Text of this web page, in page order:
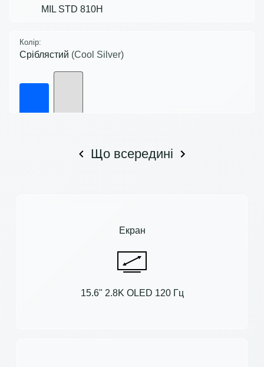
MIL STD 810H
Колір:
Сріблястий (Cool Silver)
Що всередині
Екран
15.6" 2.8K OLED 120 Гц